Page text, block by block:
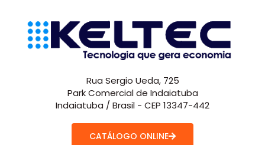
Rua Sergio Ueda, 725
Park Comercial de Indaiatuba
Indaiatuba / Brasil - CEP 13347-442
CATÁLOGO ONLINE